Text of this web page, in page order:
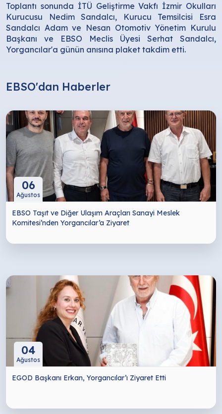
Toplantı sonunda İTÜ Geliştirme Vakfı İzmir Okulları
Kurucusu Nedim Sandalcı, Kurucu Temsilcisi Esra
Sandalcı Adam ve Nesan Otomotiv Yönetim Kurulu
Başkanı ve EBSO Meclis Üyesi Serhat Sandalcı,
Yorgancılar'a günün anısına plaket takdim etti.
EBSO'dan Haberler
06
Ağustos
EBSO Taşıt ve Diğer Ulaşım Araçları Sanayi Meslek
Komitesi’nden Yorgancılar’a Ziyaret
04
Ağustos
EGOD Başkanı Erkan, Yorgancılar’ı Ziyaret Etti